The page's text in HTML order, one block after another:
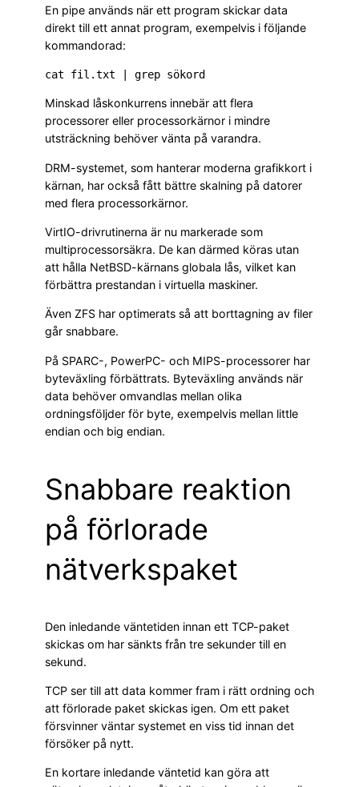
En pipe används när ett program skickar data
direkt till ett annat program, exempelvis i följande
kommandorad:
Minskad låskonkurrens innebär att flera
processorer eller processorkärnor i mindre
utsträckning behöver vänta på varandra.
DRM-systemet, som hanterar moderna grafikkort i
kärnan, har också fått bättre skalning på datorer
med flera processorkärnor.
VirtIO-drivrutinerna är nu markerade som
multiprocessorsäkra. De kan därmed köras utan
att hålla NetBSD-kärnans globala lås, vilket kan
förbättra prestandan i virtuella maskiner.
Även ZFS har optimerats så att borttagning av filer
går snabbare.
På SPARC-, PowerPC- och MIPS-processorer har
byteväxling förbättrats. Byteväxling används när
data behöver omvandlas mellan olika
ordningsföljder för byte, exempelvis mellan little
endian och big endian.
Snabbare reaktion
på förlorade
nätverkspaket
Den inledande väntetiden innan ett TCP-paket
skickas om har sänkts från tre sekunder till en
sekund.
TCP ser till att data kommer fram i rätt ordning och
att förlorade paket skickas igen. Om ett paket
försvinner väntar systemet en viss tid innan det
försöker på nytt.
En kortare inledande väntetid kan göra att